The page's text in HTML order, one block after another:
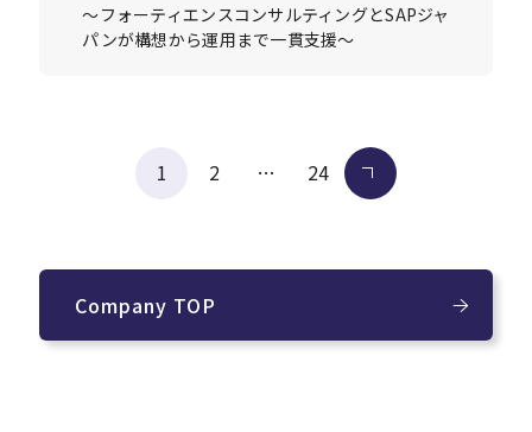
～フォーティエンスコンサルティングとSAPジャ
パンが構想から運用まで一貫支援～
ジ
り
1 2 … 24 次へ
Company TOP